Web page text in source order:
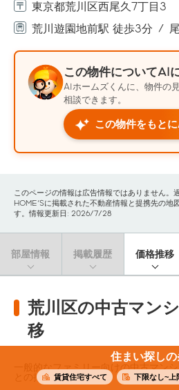
住まい探し
賃貸住宅すべて 下限なし~上
東京都荒川区西尾久7丁目3
荒川遊園地前駅 徒歩3分
この物件についてAI
AIホームズくんに、物件の
相談できます。
この物件をもと
このページの情報は広告情報ではありません
HOME'Sに掲載された不動産情報と提携先の地
す。情報更新日: 2026/7/28
部屋情報 掲載履歴 価格推移
荒川区の中古マン
移
一般的なファミリー向けの中古マン
との推移です。